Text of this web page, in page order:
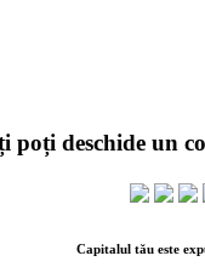
poți deschide un
Capitalul tău este